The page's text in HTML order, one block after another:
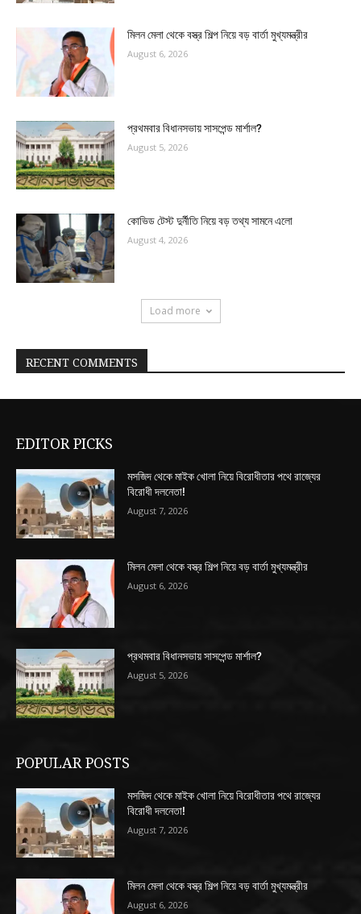
মিলন মেলা থেকে বস্ত্র শিল্প নিয়ে বড় বার্তা মুখ্যমন্ত্রীর
August 6, 2026
প্রথমবার বিধানসভায় সাসপেন্ড মার্শাল?
August 5, 2026
কোভিড টেস্ট দুর্নীতি নিয়ে বড় তথ্য সামনে এলো
August 4, 2026
Load more
RECENT COMMENTS
EDITOR PICKS
মসজিদ থেকে মাইক খোলা নিয়ে বিরোধীতার পথে রাজ্যের
বিরোধী দলনেতা!
August 7, 2026
মিলন মেলা থেকে বস্ত্র শিল্প নিয়ে বড় বার্তা মুখ্যমন্ত্রীর
August 6, 2026
প্রথমবার বিধানসভায় সাসপেন্ড মার্শাল?
August 5, 2026
POPULAR POSTS
মসজিদ থেকে মাইক খোলা নিয়ে বিরোধীতার পথে রাজ্যের
বিরোধী দলনেতা!
August 7, 2026
মিলন মেলা থেকে বস্ত্র শিল্প নিয়ে বড় বার্তা মুখ্যমন্ত্রীর
August 6, 2026